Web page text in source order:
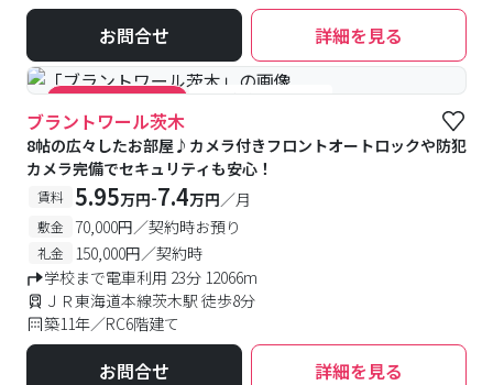
お問合せ 詳細を見る
#キャンペーン実施中 #女性優先フロアあり
ブラントワール茨木
8帖の広々したお部屋♪カメラ付きフロントオートロックや防犯
カメラ完備でセキュリティも安心！
賃料 5.95万円-7.4万円／月
敷金 70,000円／契約時お預り
礼金
150,000円／契約時
学校まで電車利用 23分 12066m
ＪＲ東海道本線茨木駅 徒歩8分
築11年／RC6階建て
お問合せ 詳細を見る